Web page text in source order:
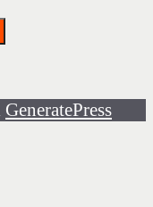
GeneratePress